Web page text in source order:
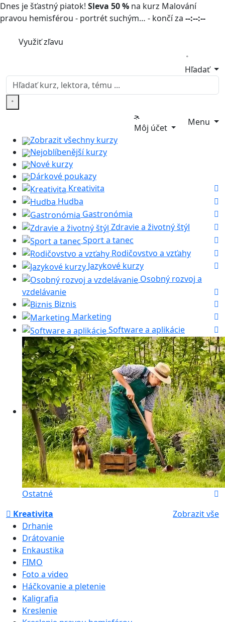
Dnes je šťastný piatok! Sleva 50 % na kurz Malování
pravou hemisférou - portrét suchým… - končí za --:--:--
Využiť zľavu
Hľadať
Môj účet
Menu
Zobrazit všechny kurzy
Nejoblíbenější kurzy
Nové kurzy
Dárkové poukazy
Kreativita
Hudba
Gastronómia
Zdravie a životný štýl
Sport a tanec
Rodičovstvo a vzťahy
Jazykové kurzy
Osobný rozvoj a
vzdelávanie
Biznis
Marketing
Software a aplikácie
Ostatné
Kreativita
Zobrazit vše
Drhanie
Drátovanie
Enkaustika
FIMO
Foto a video
Háčkovanie a pletenie
Kaligrafia
Kreslenie